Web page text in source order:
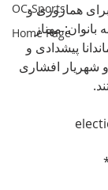
OC-Sports
Home Page
همازوری و
بانوان: مهناز
پیشدادی و
شهریار افشاری